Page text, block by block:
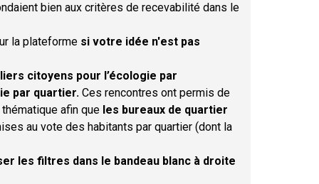
bien aux critères de recevabilité dans le
la plateforme si votre idée n'est pas
citoyens pour l’écologie par
par quartier. Ces rencontres ont permis de
afin que les bureaux de quartier
au vote des habitants par quartier (dont la
les filtres dans le bandeau blanc à droite